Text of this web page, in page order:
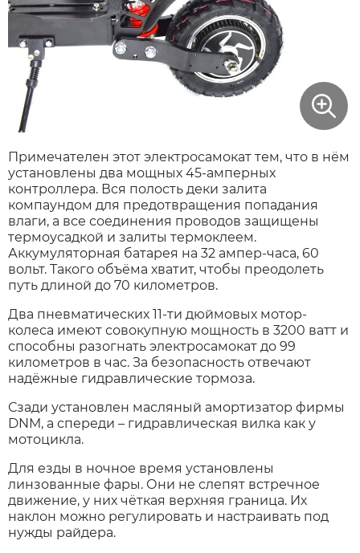
Примечателен этот электросамокат тем, что в нём
установлены два мощных 45-амперных
контроллера. Вся полость деки залита
компаундом для предотвращения попадания
влаги, а все соединения проводов защищены
термоусадкой и залиты термоклеем.
Аккумуляторная батарея на 32 ампер-часа, 60
вольт. Такого объёма хватит, чтобы преодолеть
путь длиной до 70 километров.
Два пневматических 11-ти дюймовых мотор-
колеса имеют совокупную мощность в 3200 ватт и
способны разогнать электросамокат до 99
километров в час. За безопасность отвечают
надёжные гидравлические тормоза.
Сзади установлен масляный амортизатор фирмы
DNM, а спереди – гидравлическая вилка как у
мотоцикла.
Для езды в ночное время установлены
линзованные фары. Они не слепят встречное
движение, у них чёткая верхняя граница. Их
наклон можно регулировать и настраивать под
нужды райдера.